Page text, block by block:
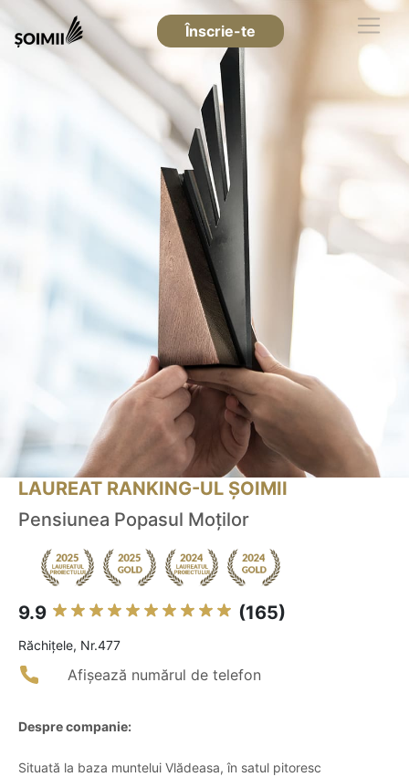
Înscrie-te
LAUREAT RANKING-UL ȘOIMII
Pensiunea Popasul Moților
9.9 (165)
Răchiţele, Nr.477
Afișează numărul de telefon
Despre companie:
Situată la baza muntelui Vlădeasa, în satul pitoresc